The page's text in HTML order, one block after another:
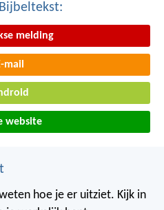
melding
mail
website
hoe je er uitziet. Kijk in